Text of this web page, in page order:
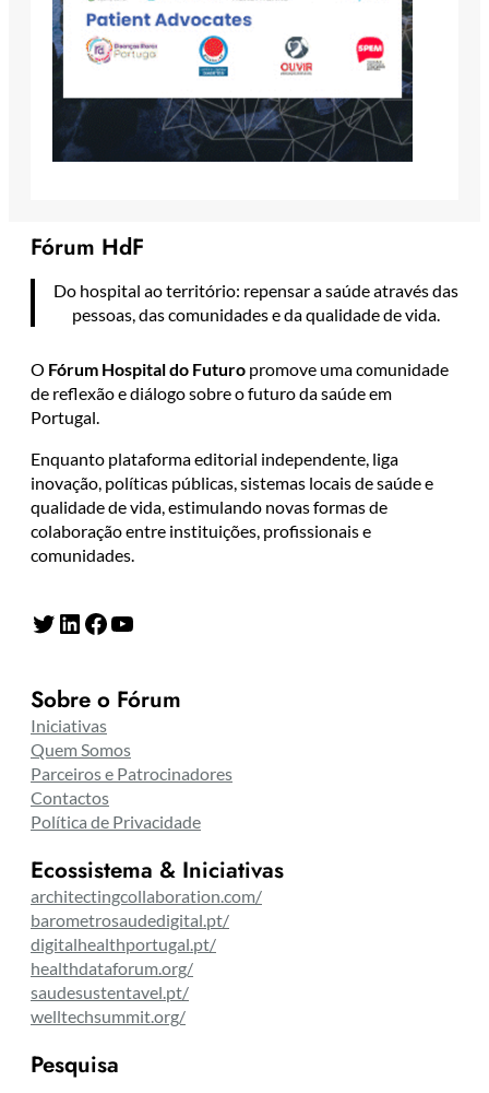
Fórum HdF
Do hospital ao território: repensar a saúde através das
pessoas, das comunidades e da qualidade de vida.
O Fórum Hospital do Futuro promove uma comunidade
de reflexão e diálogo sobre o futuro da saúde em
Portugal.
Enquanto plataforma editorial independente, liga
inovação, políticas públicas, sistemas locais de saúde e
qualidade de vida, estimulando novas formas de
colaboração entre instituições, profissionais e
comunidades.
Twitter LinkedIn Facebook YouTube
Sobre o Fórum
Iniciativas
Quem Somos
Parceiros e Patrocinadores
Contactos
Política de Privacidade
Ecossistema & Iniciativas
architectingcollaboration.com/
barometrosaudedigital.pt/
digitalhealthportugal.pt/
healthdataforum.org/
saudesustentavel.pt/
welltechsummit.org/
Pesquisa